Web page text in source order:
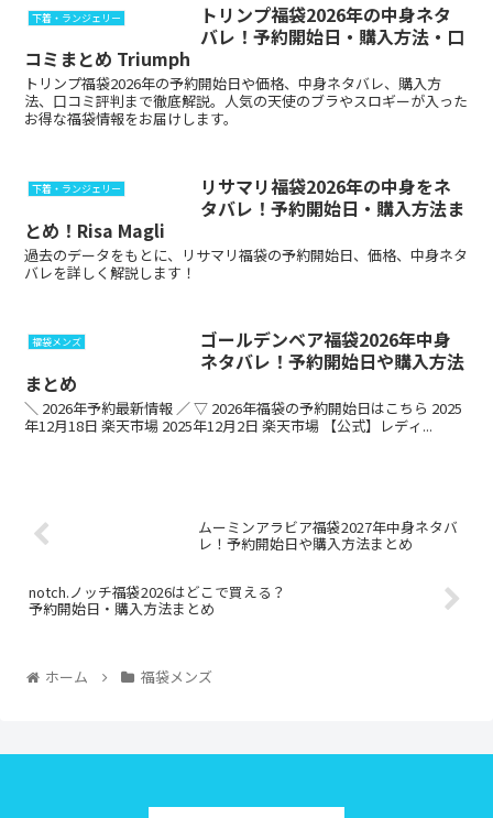
下着・ランジェリー
トリンプ福袋2026年の中身ネタ
バレ！予約開始日・購入方法・口
コミまとめ Triumph
トリンプ福袋2026年の予約開始日や価格、中身ネタバレ、購入方
法、口コミ評判まで徹底解説。人気の天使のブラやスロギーが入った
お得な福袋情報をお届けします。
下着・ランジェリー
リサマリ福袋2026年の中身をネ
タバレ！予約開始日・購入方法ま
とめ！Risa Magli
過去のデータをもとに、リサマリ福袋の予約開始日、価格、中身ネタ
バレを詳しく解説します！
福袋メンズ
ゴールデンベア福袋2026年中身
ネタバレ！予約開始日や購入方法
まとめ
＼ 2026年予約最新情報 ／ ▽ 2026年福袋の予約開始日はこちら 2025
年12月18日 楽天市場 2025年12月2日 楽天市場 【公式】レディ...
ムーミンアラビア福袋2027年中身ネタバ
レ！予約開始日や購入方法まとめ
notch.ノッチ福袋2026はどこで買える？
予約開始日・購入方法まとめ
ホーム 福袋メンズ